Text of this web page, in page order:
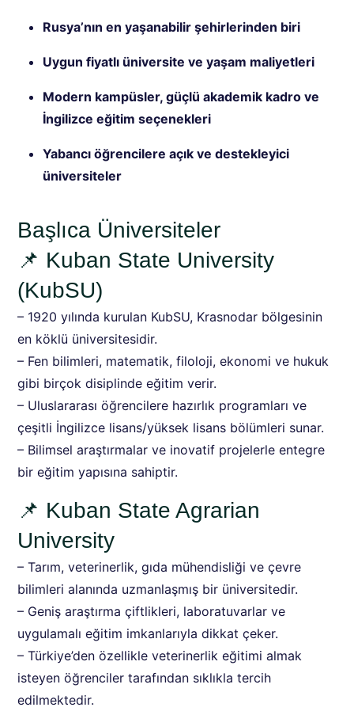
Rusya’nın en yaşanabilir şehirlerinden biri
Uygun fiyatlı üniversite ve yaşam maliyetleri
Modern kampüsler, güçlü akademik kadro ve
İngilizce eğitim seçenekleri
Yabancı öğrencilere açık ve destekleyici
üniversiteler
Başlıca Üniversiteler
📌 Kuban State University
(KubSU)
– 1920 yılında kurulan KubSU, Krasnodar bölgesinin
en köklü üniversitesidir.
– Fen bilimleri, matematik, filoloji, ekonomi ve hukuk
gibi birçok disiplinde eğitim verir.
– Uluslararası öğrencilere hazırlık programları ve
çeşitli İngilizce lisans/yüksek lisans bölümleri sunar.
– Bilimsel araştırmalar ve inovatif projelerle entegre
bir eğitim yapısına sahiptir.
📌 Kuban State Agrarian
University
– Tarım, veterinerlik, gıda mühendisliği ve çevre
bilimleri alanında uzmanlaşmış bir üniversitedir.
– Geniş araştırma çiftlikleri, laboratuvarlar ve
uygulamalı eğitim imkanlarıyla dikkat çeker.
– Türkiye’den özellikle veterinerlik eğitimi almak
isteyen öğrenciler tarafından sıklıkla tercih
edilmektedir.